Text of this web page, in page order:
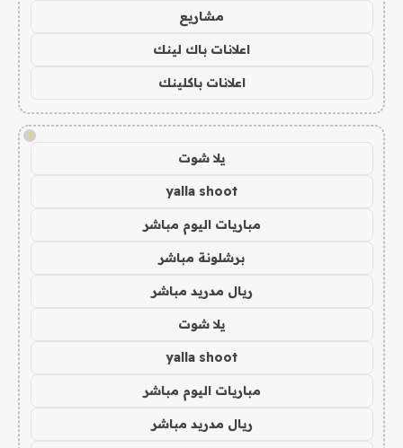
مشاريع
اعلانات باك لينك
اعلانات باكلينك
!
يلا شوت
yalla shoot
مباريات اليوم مباشر
برشلونة مباشر
ريال مدريد مباشر
يلا شوت
yalla shoot
مباريات اليوم مباشر
ريال مدريد مباشر